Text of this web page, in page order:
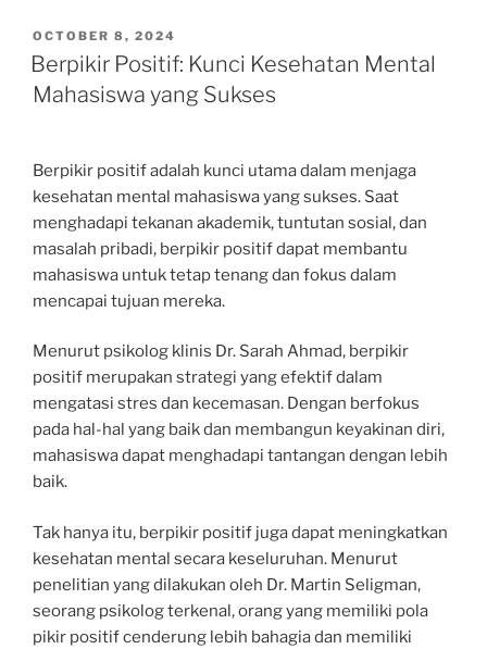
POSTED
ON
OCTOBER 8, 2024
Berpikir Positif: Kunci Kesehatan Mental
Mahasiswa yang Sukses
Berpikir positif adalah kunci utama dalam menjaga
kesehatan mental mahasiswa yang sukses. Saat
menghadapi tekanan akademik, tuntutan sosial, dan
masalah pribadi, berpikir positif dapat membantu
mahasiswa untuk tetap tenang dan fokus dalam
mencapai tujuan mereka.
Menurut psikolog klinis Dr. Sarah Ahmad, berpikir
positif merupakan strategi yang efektif dalam
mengatasi stres dan kecemasan. Dengan berfokus
pada hal-hal yang baik dan membangun keyakinan diri,
mahasiswa dapat menghadapi tantangan dengan lebih
baik.
Tak hanya itu, berpikir positif juga dapat meningkatkan
kesehatan mental secara keseluruhan. Menurut
penelitian yang dilakukan oleh Dr. Martin Seligman,
seorang psikolog terkenal, orang yang memiliki pola
pikir positif cenderung lebih bahagia dan memiliki